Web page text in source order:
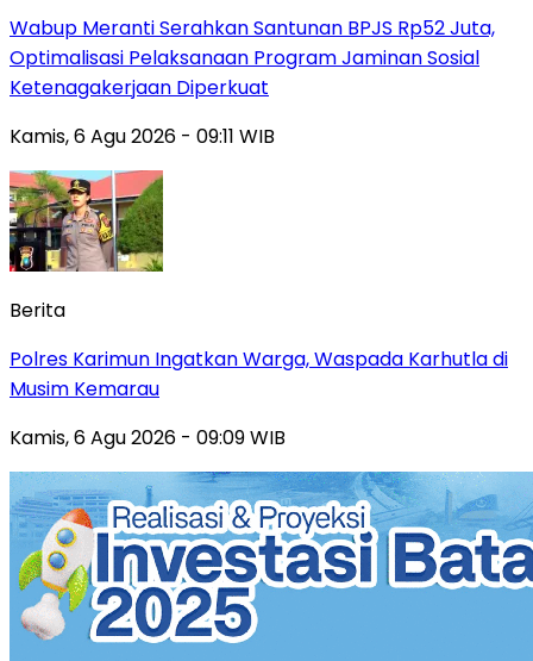
Wabup Meranti Serahkan Santunan BPJS Rp52 Juta,
Optimalisasi Pelaksanaan Program Jaminan Sosial
Ketenagakerjaan Diperkuat
Kamis, 6 Agu 2026 - 09:11 WIB
Berita
Polres Karimun Ingatkan Warga, Waspada Karhutla di
Musim Kemarau
Kamis, 6 Agu 2026 - 09:09 WIB